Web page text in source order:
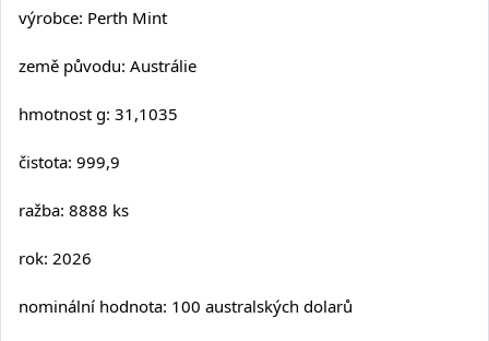
výrobce: Perth Mint
země původu: Austrálie
hmotnost g: 31,1035
čistota: 999,9
ražba: 8888 ks
rok: 2026
nominální hodnota: 100 australských dolarů